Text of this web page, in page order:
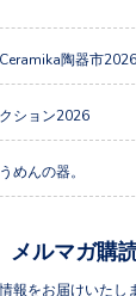
Ceramika陶器市
ション2026
めんの器。
メルマガ購
報をお届けいたし